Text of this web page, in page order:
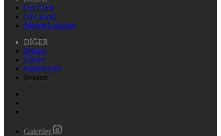
Üye Giriş
Üye Kayıt
Şifremi Unuttum
DİĞER
İletişim
Künye
Hakkımızda
Reklam
Galeriler